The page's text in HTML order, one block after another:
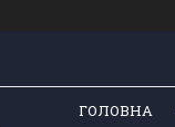
ГОЛОВНА